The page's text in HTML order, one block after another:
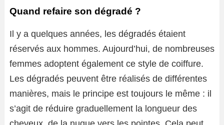
Quand refaire son dégradé ?
Il y a quelques années, les dégradés étaient
réservés aux hommes. Aujourd’hui, de nombreuses
femmes adoptent également ce style de coiffure.
Les dégradés peuvent être réalisés de différentes
manières, mais le principe est toujours le même : il
s’agit de réduire graduellement la longueur des